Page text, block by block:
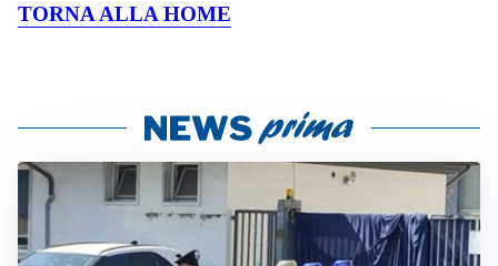
TORNA ALLA HOME